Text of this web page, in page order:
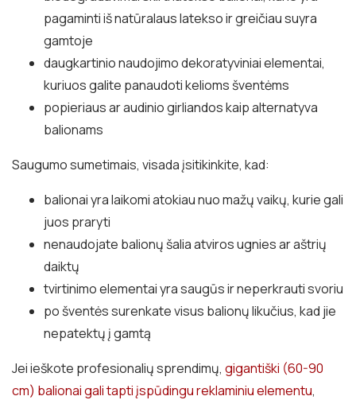
pagaminti iš natūralaus latekso ir greičiau suyra
gamtoje
daugkartinio naudojimo dekoratyviniai elementai,
kuriuos galite panaudoti kelioms šventėms
popieriaus ar audinio girliandos kaip alternatyva
balionams
Saugumo sumetimais, visada įsitikinkite, kad:
balionai yra laikomi atokiau nuo mažų vaikų, kurie gali
juos praryti
nenaudojate balionų šalia atviros ugnies ar aštrių
daiktų
tvirtinimo elementai yra saugūs ir neperkrauti svoriu
po šventės surenkate visus balionų likučius, kad jie
nepatektų į gamtą
Jei ieškote profesionalių sprendimų, gigantiški (60-90
cm) balionai gali tapti įspūdingu reklaminiu elementu,